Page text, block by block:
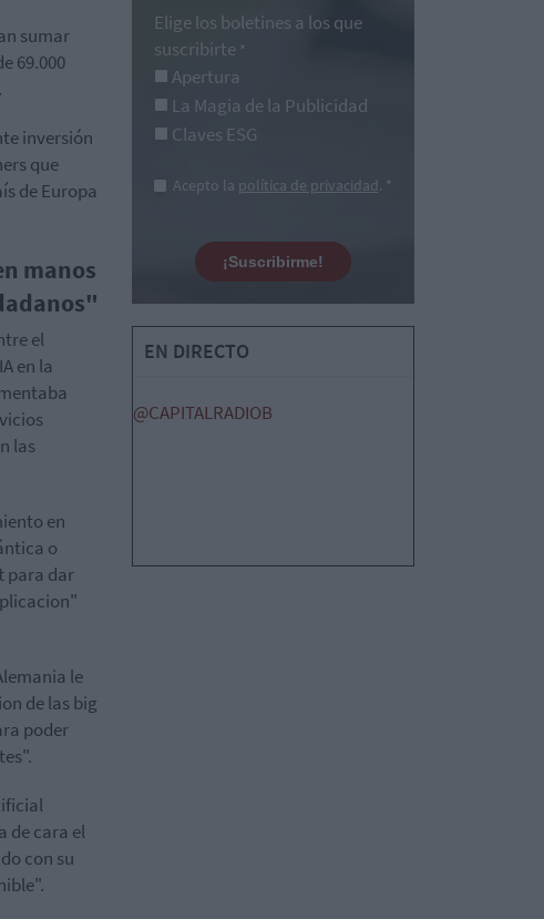
sumar
69.000
inversión
que
de Europa
manos
el
en la
las
en
o
para dar
le
de las big
poder
de cara el
con su
Elige los boletines a los que
suscribirte *
Apertura
La Magia de la Publicidad
Claves ESG
Acepto la política de privacidad. *
¡Suscribirme!
EN DIRECTO
@CAPITALRADIOB